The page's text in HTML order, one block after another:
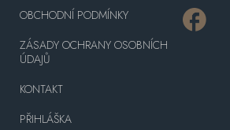
OBCHODNÍ PODMÍNKY
ZÁSADY OCHRANY OSOBNÍCH
ÚDAJŮ
KONTAKT
PŘIHLÁŠKA